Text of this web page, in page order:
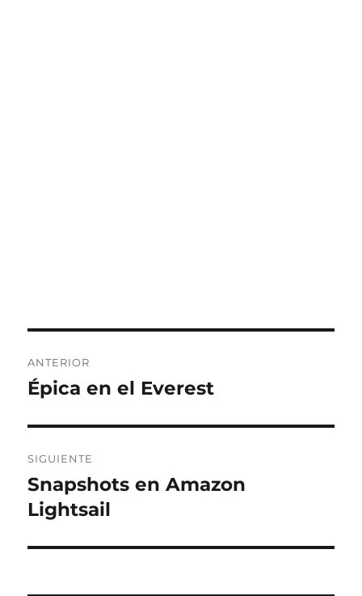
de
ANTERIOR
Entrada
Épica en el Everest
SIGUIENTE
Entrada
siguiente:
Snapshots en Amazon
Lightsail